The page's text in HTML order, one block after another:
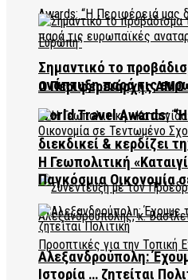
Ο Περιφερειάρχης ΑΜΘ
World Travel Awards:
διεκδικεί & κερδίζει
Σημαντικό το
ανάπτυξη παρά τις
Η Γεωπολιτική
Παγκόσμια Οικονομία
Αλεξανδρούπολη:
Ιστορία … ζητείται